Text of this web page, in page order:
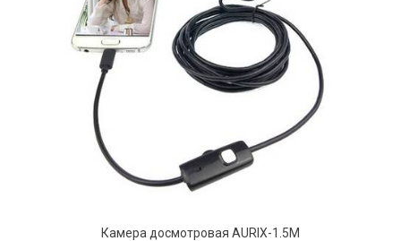
Камера досмотровая AURIX-1.5M